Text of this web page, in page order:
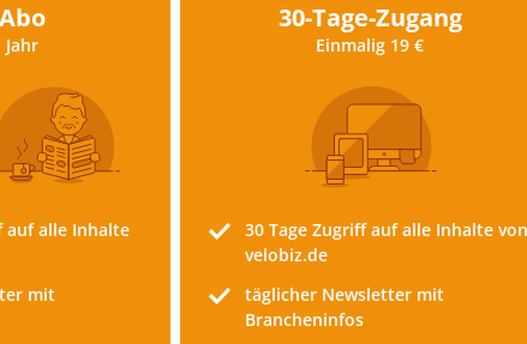
auf alle Inhalte
mit
30-Tage-Zugang
Einmalig 19 €
30 Tage Zugriff auf alle Inhalte von
velobiz.de
täglicher Newsletter mit
Brancheninfos